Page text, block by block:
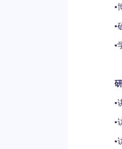
•
•
•
•
•
•